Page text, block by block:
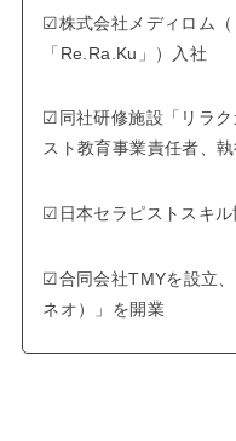
☑︎株式会社メディロム
「Re.Ra.Ku」）入社
☑︎同社研修施設「リラ
スト教育事業責任者、執
☑︎日本セラピストスキル
☑︎合同会社TMYを設立
ネオ）」を開業